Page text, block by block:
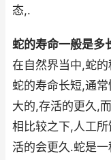
态,.
蛇的寿命一般是多
在自然界当中,蛇
蛇的寿命长短,通
大的,存活的更久,
相比较之下,人工
活的会更久.蛇是